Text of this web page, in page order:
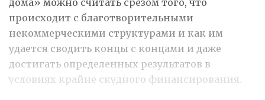
происходит с благотворительными
некоммерческими структурами и как им
удается сводить концы с концами и даже
достигать определенных результатов в
условиях крайне скудного финансирования.